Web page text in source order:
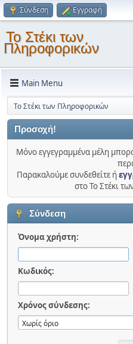
Σύνδεση Εγγραφή
Το Στέκι των
Πληροφορικών
Main Menu
Το Στέκι των Πληροφορικών
Προσοχή!
Μόνο εγγεγραμμένα μέλη
Παρακαλούμε συνδεθείτε ή
στο Το Στέκι
Σύνδεση
Όνομα χρήστη:
Κωδικός:
Χρόνος σύνδεσης: